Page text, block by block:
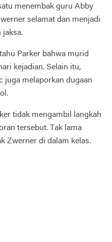
menembak guru Abby
selamat dan menjadi
jaksa.
Parker bahwa murid
kejadian. Selain itu,
juga melaporkan dugaan
tidak mengambil langkah
tersebut. Tak lama
Zwerner di dalam kelas.